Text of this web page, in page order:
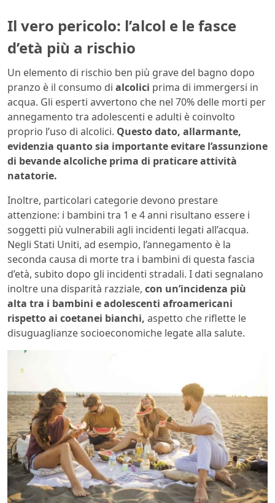
Il vero pericolo: l’alcol e le fasce
d’età più a rischio
Un elemento di rischio ben più grave del bagno dopo
pranzo è il consumo di alcolici prima di immergersi in
acqua. Gli esperti avvertono che nel 70% delle morti per
annegamento tra adolescenti e adulti è coinvolto
proprio l’uso di alcolici. Questo dato, allarmante,
evidenzia quanto sia importante evitare l’assunzione
di bevande alcoliche prima di praticare attività
natatorie.
Inoltre, particolari categorie devono prestare
attenzione: i bambini tra 1 e 4 anni risultano essere i
soggetti più vulnerabili agli incidenti legati all’acqua.
Negli Stati Uniti, ad esempio, l’annegamento è la
seconda causa di morte tra i bambini di questa fascia
d’età, subito dopo gli incidenti stradali. I dati segnalano
inoltre una disparità razziale, con un’incidenza più
alta tra i bambini e adolescenti afroamericani
rispetto ai coetanei bianchi, aspetto che riflette le
disuguaglianze socioeconomiche legate alla salute.